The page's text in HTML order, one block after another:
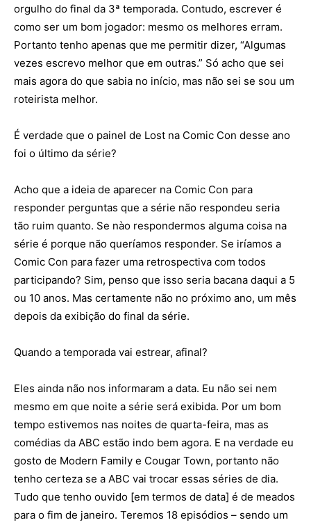
orgulho do final da 3ª temporada. Contudo, escrever é
como ser um bom jogador: mesmo os melhores erram.
Portanto tenho apenas que me permitir dizer, “Algumas
vezes escrevo melhor que em outras.” Só acho que sei
mais agora do que sabia no início, mas não sei se sou um
roteirista melhor.
É verdade que o painel de Lost na Comic Con desse ano
foi o último da série?
Acho que a ideia de aparecer na Comic Con para
responder perguntas que a série não respondeu seria
tão ruim quanto. Se nào respondermos alguma coisa na
série é porque não queríamos responder. Se iríamos a
Comic Con para fazer uma retrospectiva com todos
participando? Sim, penso que isso seria bacana daqui a 5
ou 10 anos. Mas certamente não no próximo ano, um mês
depois da exibição do final da série.
Quando a temporada vai estrear, afinal?
Eles ainda não nos informaram a data. Eu não sei nem
mesmo em que noite a série será exibida. Por um bom
tempo estivemos nas noites de quarta-feira, mas as
comédias da ABC estão indo bem agora. E na verdade eu
gosto de Modern Family e Cougar Town, portanto não
tenho certeza se a ABC vai trocar essas séries de dia.
Tudo que tenho ouvido [em termos de data] é de meados
para o fim de janeiro. Teremos 18 episódios – sendo um